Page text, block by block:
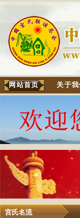
网站首页 关于我
宫氏名流